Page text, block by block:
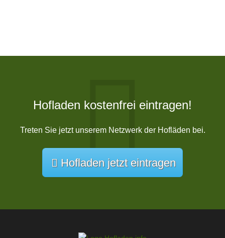
Hofladen kostenfrei eintragen!
Treten Sie jetzt unserem Netzwerk der Hofläden bei.
Hofladen jetzt eintragen